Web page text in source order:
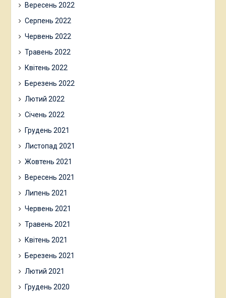
Вересень 2022
Серпень 2022
Червень 2022
Травень 2022
Квітень 2022
Березень 2022
Лютий 2022
Січень 2022
Грудень 2021
Листопад 2021
Жовтень 2021
Вересень 2021
Липень 2021
Червень 2021
Травень 2021
Квітень 2021
Березень 2021
Лютий 2021
Грудень 2020